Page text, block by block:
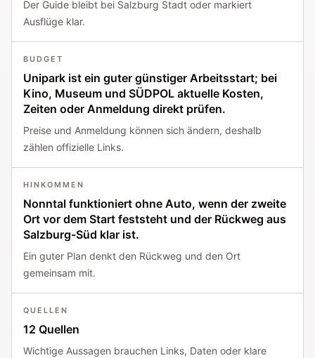
Der Guide bleibt bei Salzburg Stadt oder markiert
Ausflüge klar.
BUDGET
Unipark ist ein guter günstiger Arbeitsstart; bei
Kino, Museum und SÜDPOL aktuelle Kosten,
Zeiten oder Anmeldung direkt prüfen.
Preise und Anmeldung können sich ändern, deshalb
zählen offizielle Links.
HINKOMMEN
Nonntal funktioniert ohne Auto, wenn der zweite
Ort vor dem Start feststeht und der Rückweg aus
Salzburg-Süd klar ist.
Ein guter Plan denkt den Rückweg und den Ort
gemeinsam mit.
QUELLEN
12 Quellen
Wichtige Aussagen brauchen Links, Daten oder klare